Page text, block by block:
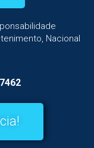
Nacional